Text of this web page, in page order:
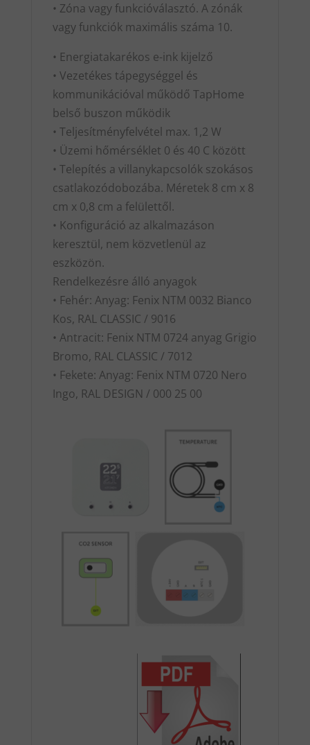
• Zóna vagy funkcióválasztó. A zónák
vagy funkciók maximális száma 10.
• Energiatakarékos e-ink kijelző
• Vezetékes tápegységgel és
kommunikációval működő TapHome
belső buszon működik
• Teljesítményfelvétel max. 1,2 W
• Üzemi hőmérséklet 0 és 40 C között
• Telepítés a villanykapcsolók szokásos
csatlakozódobozába. Méretek 8 cm x 8
cm x 0,8 cm a felülettől.
• Konfiguráció az alkalmazáson
keresztül, nem közvetlenül az
eszközön.
Rendelkezésre álló anyagok
• Fehér: Anyag: Fenix NTM 0032 Bianco
Kos, RAL CLASSIC / 9016
• Antracit: Fenix NTM 0724 anyag Grigio
Bromo, RAL CLASSIC / 7012
• Fekete: Anyag: Fenix NTM 0720 Nero
Ingo, RAL DESIGN / 000 25 00